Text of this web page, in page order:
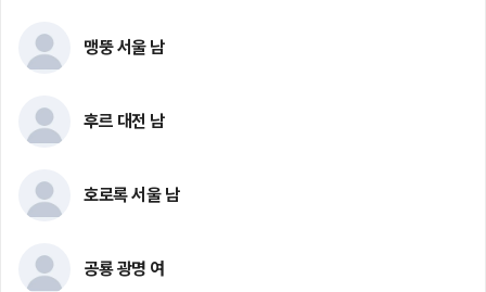
맹뚱 서울 남
후르 대전 남
호로록 서울 남
공룡 광명 여